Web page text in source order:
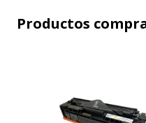
Productos